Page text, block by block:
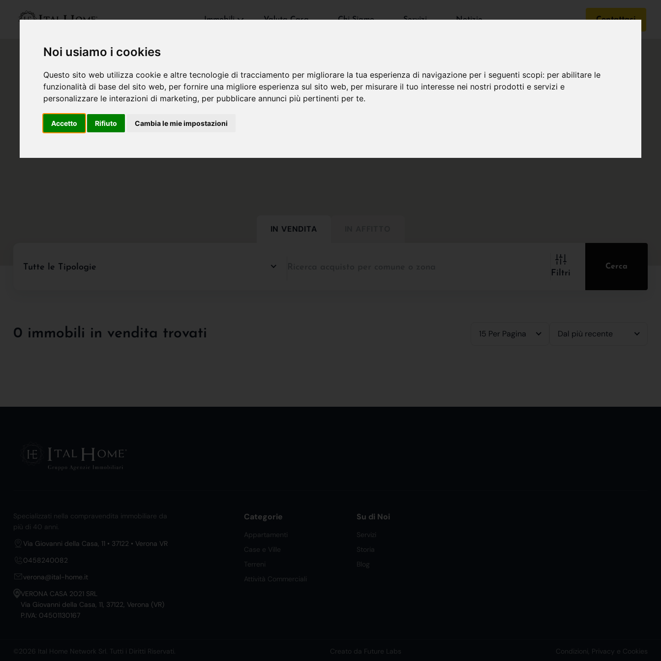
Noi usiamo i cookies
Questo sito web utilizza cookie e altre tecnologie di tracciamento per migliorare la tua esperienza di navigazione per i seguenti scopi: per abilitare le
funzionalità di base del sito web, per fornire una migliore esperienza sul sito web, per misurare il tuo interesse nei nostri prodotti e servizi e
personalizzare le interazioni di marketing, per pubblicare annunci più pertinenti per te.
Accetto Rifiuto Cambia le mie impostazioni
Immobili Valuta Casa Chi Siamo Servizi Notizie Contattaci
IN VENDITA
Tutte le Tipologie
Filtri
Cerca
0 immobili in vendita trovati 15 Per Pagina Dal più recente
Specializzati nella compravendita immobiliare da
più di 40 anni.
Via Giovanni della Casa, 11 • 37122 • Verona VR
0458240082
verona@ital-home.it
VERONA CASA 2021 SRL
Via Giovanni della Casa, 11, 37122, Verona (VR)
P.IVA: 04501130167
Categorie
Appartamenti
Case e Ville
Terreni
Attività Commerciali
Su di Noi
Servizi
Storia
Blog
©2026 Ital Home Network Srl. Tutti i Diritti Riservati. Creato da Future Labs Condizioni, Privacy e Cookies